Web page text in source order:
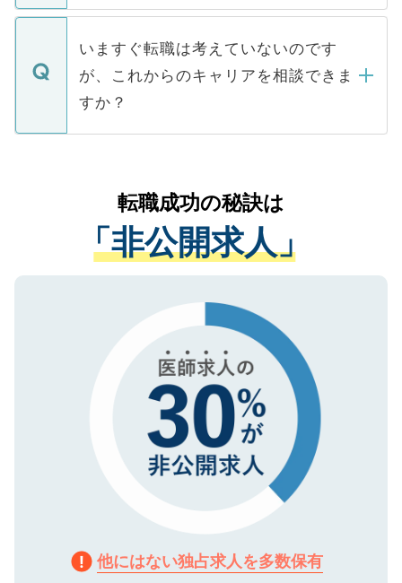
関を公にしてしまうと、応募が殺到する場
に、医療機関が求める条件に合った人材の
みを人材紹介会社に依頼するケースが増え
ています。
定を承諾する必要はありません。内定先へ
の辞退の連絡はキャリアパートナーが行い
個人情報が漏えいすることはありませんの
で、ご安心ください。当サイトからの登録
などで収集したご登録者様の個人情報は、
ご本人のキャリアアップおよび転職活動の
支援を目的に使用いたします。お預かりし
ているすべての個人データはご本人の許可
は、個人情報の取り扱いについての厳密な
管理基準を満たした事業者のみに付与され
る、プライバシーマークを取得済みです。
で、機密保持に関してもご安心ください。
いますぐ転職は考えていないのです
が、これからのキャリアを相談できま
すか？
かがいして、現在の医療機関の状況や紹介
経験をまじえながら、適切なアドバイスを
させていただきます。すぐにご転職をされ
ない方には、長期的なサポートが可能です
ので、まずはご登録ください。
転職成功の秘訣は
「非公開求人」
他にはない独占求人を多数保有